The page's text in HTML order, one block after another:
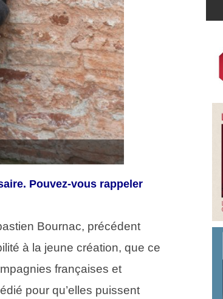
Pouvez-vous rappeler
Bournac, précédent
à la jeune création, que ce
françaises et
pour qu’elles puissent